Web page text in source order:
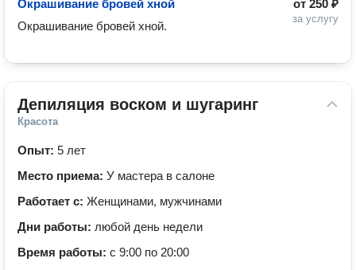
от 250 ₽
за услугу
Окрашивание бровей хной
Окрашивание бровей хной.
Депиляция воском и шугаринг
Красота
Опыт: 5 лет
Место приема: У мастера в салоне
Работает с: Женщинами, мужчинами
Дни работы: любой день недели
Время работы: с 9:00 по 20:00